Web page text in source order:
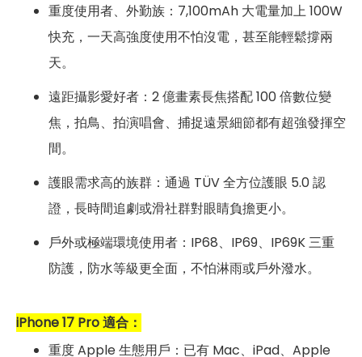
重度使用者、外勤族：7,100mAh 大電量加上 100W
快充，一天高強度使用不怕沒電，甚至能輕鬆撐兩
天。
遠距攝影愛好者：2 億畫素長焦搭配 100 倍數位變
焦，拍鳥、拍演唱會、捕捉遠景細節都有超強發揮空
間。
護眼需求高的族群：通過 TÜV 全方位護眼 5.0 認
證，長時間追劇或滑社群對眼睛負擔更小。
戶外或極端環境使用者：IP68、IP69、IP69K 三重
防護，防水等級更全面，不怕淋雨或戶外潑水。
iPhone 17 Pro 適合：
重度 Apple 生態用戶：已有 Mac、iPad、Apple